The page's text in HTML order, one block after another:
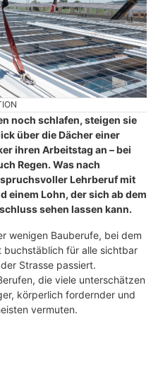
noch schlafen, steigen sie
über die Dächer einer
ihren Arbeitstag an – bei
Regen. Was nach
Lehrberuf mit
einem Lohn, der sich ab dem
sehen lassen kann.
wenigen Bauberufe, bei dem
buchstäblich für alle sichtbar
Strasse passiert.
die viele unterschätzen
körperlich fordernder und
vermuten.